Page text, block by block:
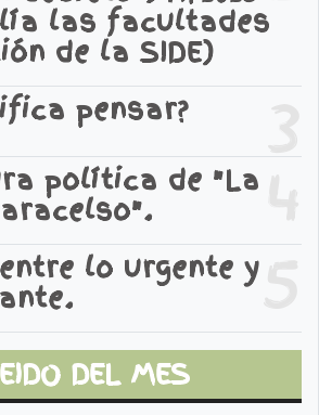
las facultades
de la SIDE)
3
pensar?
4
política de "La
5
lo urgente y
DEL MES